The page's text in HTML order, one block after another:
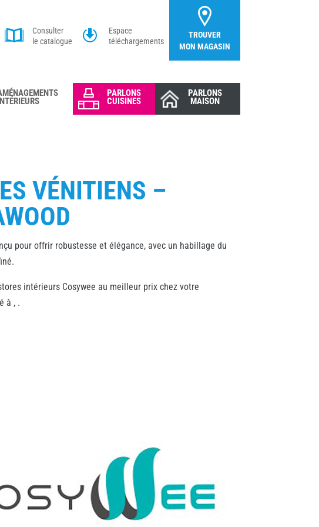
Consulter
le catalogue
Espace
téléchargements
TROUVER
MON MAGASIN
PARLONS
CUISINES
PARLONS
MAISON
VÉNITIENS –
pour offrir robustesse et élégance, avec un habillage du
intérieurs Cosywee au meilleur prix chez votre
à , .